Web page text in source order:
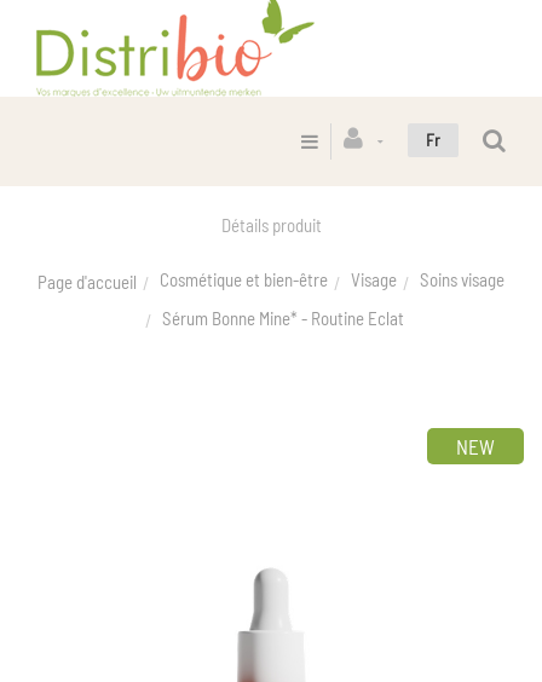
Fr
Détails produit
Page d'accueil Cosmétique et bien-être Visage
Soins visage
Sérum Bonne Mine* - Routine Eclat
NEW